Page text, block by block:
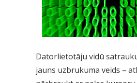
Datorlietotāju vidū
jauns uzbrukuma veids –